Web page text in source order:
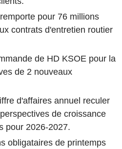
pour 76 millions
contrats d'entretien routier
de HD KSOE pour la
de 2 nouveaux
d'affaires annuel reculer
de croissance
pour 2026-2027.
obligataires de printemps